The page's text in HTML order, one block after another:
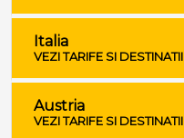
Italia
VEZI TARIFE SI DESTINATII
Austria
VEZI TARIFE SI DESTINATII